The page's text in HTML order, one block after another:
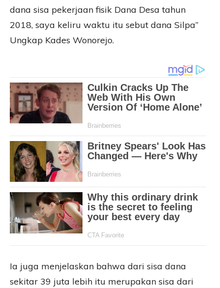
dana sisa pekerjaan fisik Dana Desa tahun
2018, saya keliru waktu itu sebut dana Silpa”
Ungkap Kades Wonorejo.
Ia juga menjelaskan bahwa dari sisa dana
sekitar 39 juta lebih itu merupakan sisa dari